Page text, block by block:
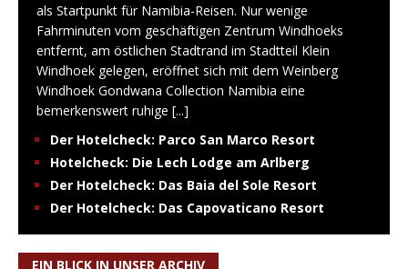
als Startpunkt für Namibia-Reisen. Nur wenige
Fahrminuten vom geschäftigen Zentrum Windhoeks
entfernt, am östlichen Stadtrand im Stadtteil Klein
Windhoek gelegen, eröffnet sich mit dem Weinberg
Windhoek Gondwana Collection Namibia eine
bemerkenswert ruhige [...]
Der Hotelcheck: Parco San Marco Resort
Hotelcheck: Die Lech Lodge am Arlberg
Der Hotelcheck: Das Baia del Sole Resort
Der Hotelcheck: Das Capovaticano Resort
EIN BLICK IN UNSER ARCHIV